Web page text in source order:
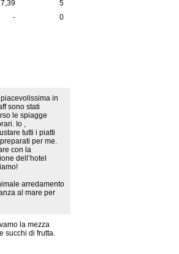
7,39
5
- 0
in
sono stati
le spiagge
Io ,
tutti i piatti
per me.
con la
dell’hotel
arredamento
al mare per
la mezza
succhi di frutta.